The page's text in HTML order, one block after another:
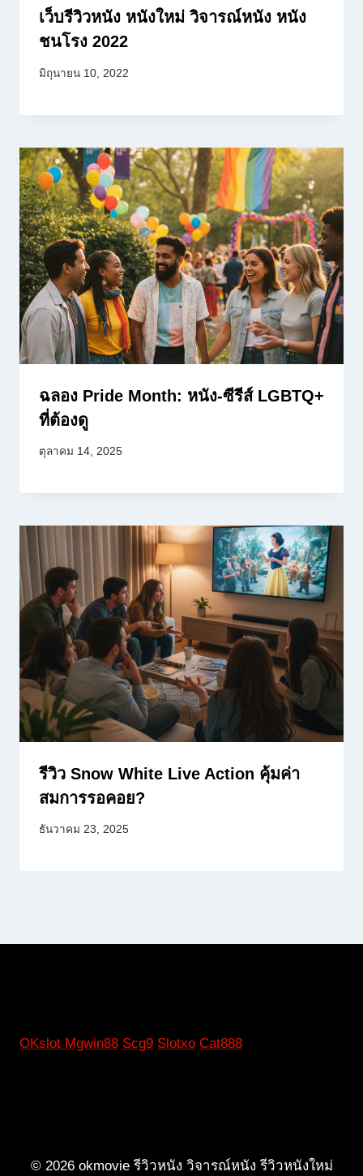
เว็บรีวิวหนัง หนังใหม่ วิจารณ์หนัง หนัง
ชนโรง 2022
มิถุนายน 10, 2022
ฉลอง Pride Month: หนัง-ซีรีส์ LGBTQ+
ที่ต้องดู
ตุลาคม 14, 2025
รีวิว Snow White Live Action คุ้มค่า
สมการรอคอย?
ธันวาคม 23, 2025
OKslot Mgwin88 Scg9 Slotxo Cat888
© 2026 okmovie รีวิวหนัง วิจารณ์หนัง รีวิวหนังใหม่